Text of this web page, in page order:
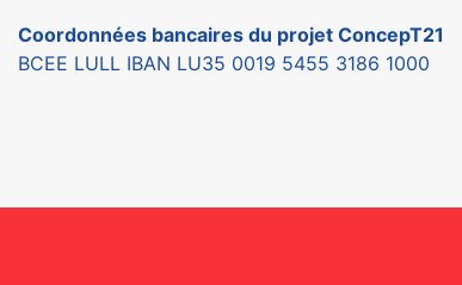
Coordonnées bancaires du projet ConcepT21
BCEE LULL IBAN LU35 0019 5455 3186 1000